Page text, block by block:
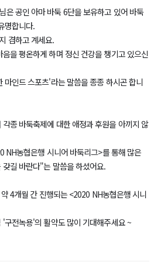
은 공인 아마 바둑 6단을 보유하고 있어 바둑
명합니다.
겸하고 계세요.
을 평온하게 하며 정신 건강을 챙기고 있으신
마인드 스포츠'라는 말씀을 종종 하시곤 합니
종 바둑축제에 대한 애정과 후원을 아끼지 않
NH농협은행 시니어 바둑리그>를 통해 많은
길 바란다"는 말씀을 하셨어요.
4개월 간 진행되는 <2020 NH농협은행 시니
구전녹용'의 활약도 많이 기대해주세요 ~